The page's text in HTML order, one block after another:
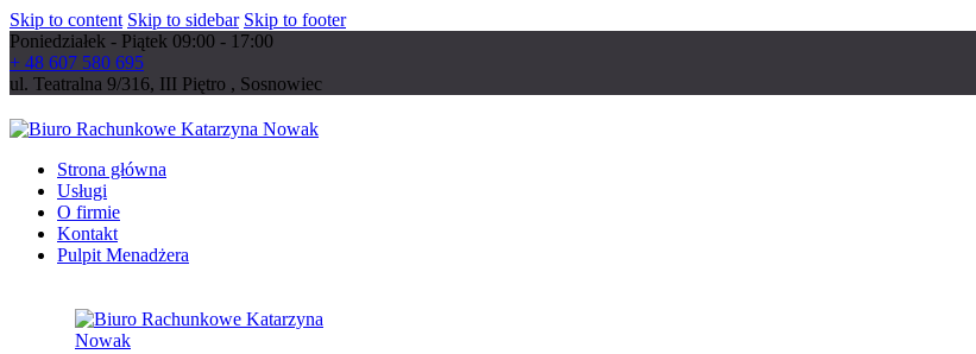
Skip to content Skip to sidebar Skip to footer
Poniedziałek - Piątek 09:00 - 17:00
+ 48 607 580 695
ul. Teatralna 9/316, III Piętro , Sosnowiec
Strona główna
Usługi
O firmie
Kontakt
Pulpit Menadżera